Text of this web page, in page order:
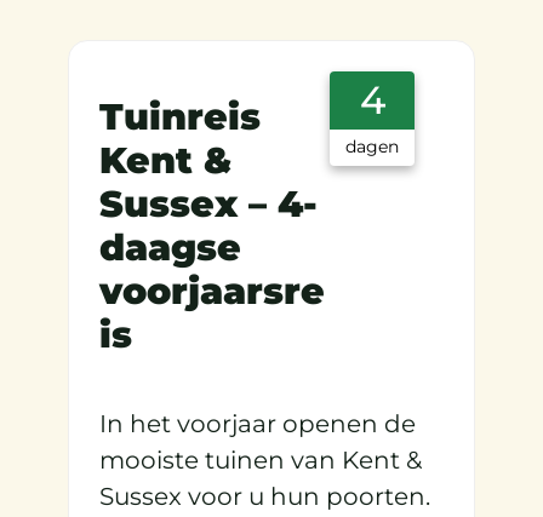
Tuinreis
Kent &
Sussex – 4-
daagse
voorjaarsre
is
4
dagen
In het voorjaar openen de
mooiste tuinen van Kent &
Sussex voor u hun poorten.